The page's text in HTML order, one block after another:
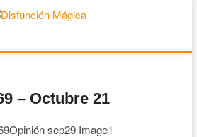
Mágica
– Octubre 21